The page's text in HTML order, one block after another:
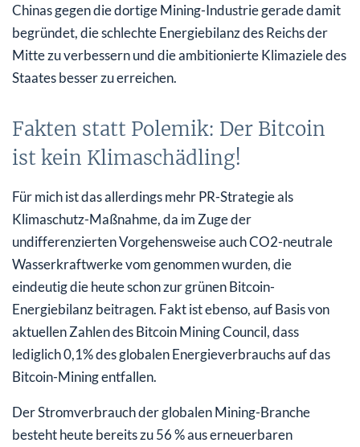
Chinas gegen die dortige Mining-Industrie gerade damit
begründet, die schlechte Energiebilanz des Reichs der
Mitte zu verbessern und die ambitionierte Klimaziele des
Staates besser zu erreichen.
Fakten statt Polemik: Der Bitcoin
ist kein Klimaschädling!
Für mich ist das allerdings mehr PR-Strategie als
Klimaschutz-Maßnahme, da im Zuge der
undifferenzierten Vorgehensweise auch CO2-neutrale
Wasserkraftwerke vom genommen wurden, die
eindeutig die heute schon zur grünen Bitcoin-
Energiebilanz beitragen. Fakt ist ebenso, auf Basis von
aktuellen Zahlen des Bitcoin Mining Council, dass
lediglich 0,1% des globalen Energieverbrauchs auf das
Bitcoin-Mining entfallen.
Der Stromverbrauch der globalen Mining-Branche
besteht heute bereits zu 56 % aus erneuerbaren